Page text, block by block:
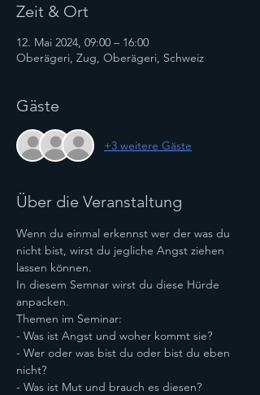
Zeit & Ort
12. Mai 2024, 09:00 – 16:00
Oberägeri, Zug, Oberägeri, Schweiz
Gäste
+3 weitere Gäste
Über die Veranstaltung
Wenn du einmal erkennst wer der was du
nicht bist, wirst du jegliche Angst ziehen
lassen können.
In diesem Semnar wirst du diese Hürde
anpacken.
Themen im Seminar:
- Was ist Angst und woher kommt sie?
- Wer oder was bist du oder bist du eben
nicht?
- Was ist Mut und brauch es diesen?